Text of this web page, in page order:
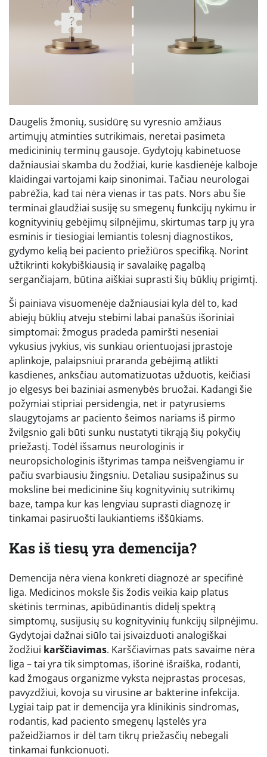
Daugelis žmonių, susidūrę su vyresnio amžiaus
artimųjų atminties sutrikimais, neretai pasimeta
medicininių terminų gausoje. Gydytojų kabinetuose
dažniausiai skamba du žodžiai, kurie kasdienėje kalboje
klaidingai vartojami kaip sinonimai. Tačiau neurologai
pabrėžia, kad tai nėra vienas ir tas pats. Nors abu šie
terminai glaudžiai susiję su smegenų funkcijų nykimu ir
kognityvinių gebėjimų silpnėjimu, skirtumas tarp jų yra
esminis ir tiesiogiai lemiantis tolesnį diagnostikos,
gydymo kelią bei paciento priežiūros specifiką. Norint
užtikrinti kokybiškiausią ir savalaikę pagalbą
sergančiajam, būtina aiškiai suprasti šių būklių prigimtį.
Ši painiava visuomenėje dažniausiai kyla dėl to, kad
abiejų būklių atveju stebimi labai panašūs išoriniai
simptomai: žmogus pradeda pamiršti neseniai
vykusius įvykius, vis sunkiau orientuojasi įprastoje
aplinkoje, palaipsniui praranda gebėjimą atlikti
kasdienes, anksčiau automatizuotas užduotis, keičiasi
jo elgesys bei baziniai asmenybės bruožai. Kadangi šie
požymiai stipriai persidengia, net ir patyrusiems
slaugytojams ar paciento šeimos nariams iš pirmo
žvilgsnio gali būti sunku nustatyti tikrąją šių pokyčių
priežastį. Todėl išsamus neurologinis ir
neuropsichologinis ištyrimas tampa neišvengiamu ir
pačiu svarbiausiu žingsniu. Detaliau susipažinus su
moksline bei medicinine šių kognityvinių sutrikimų
baze, tampa kur kas lengviau suprasti diagnozę ir
tinkamai pasiruošti laukiantiems iššūkiams.
Kas iš tiesų yra demencija?
Demencija nėra viena konkreti diagnozė ar specifinė
liga. Medicinos moksle šis žodis veikia kaip platus
skėtinis terminas, apibūdinantis didelį spektrą
simptomų, susijusių su kognityvinių funkcijų silpnėjimu.
Gydytojai dažnai siūlo tai įsivaizduoti analogiškai
žodžiui karščiavimas. Karščiavimas pats savaime nėra
liga – tai yra tik simptomas, išorinė išraiška, rodanti,
kad žmogaus organizme vyksta neįprastas procesas,
pavyzdžiui, kovoja su virusine ar bakterine infekcija.
Lygiai taip pat ir demencija yra klinikinis sindromas,
rodantis, kad paciento smegenų ląstelės yra
pažeidžiamos ir dėl tam tikrų priežasčių nebegali
tinkamai funkcionuoti.